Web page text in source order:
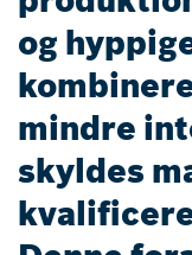
og
mindre
skyldes